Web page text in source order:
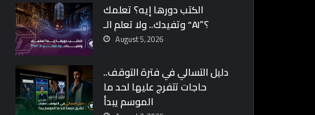
الكتب دورها إيه؟ تعلمك
وتفيدك.. ولا تعلم الـ “AI”؟
August 5, 2026
دليل التسالي في فترة التوقف..
حاجات تتفرج عليها لحد ما
الموسم يبدأ